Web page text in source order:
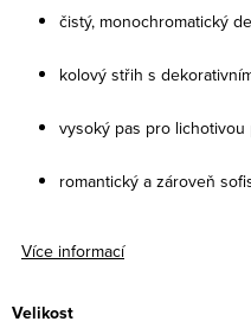
čistý, monochromatický
kolový střih s
vysoký pas pro lichotivou
romantický a zároveň
Více informací
Velikost